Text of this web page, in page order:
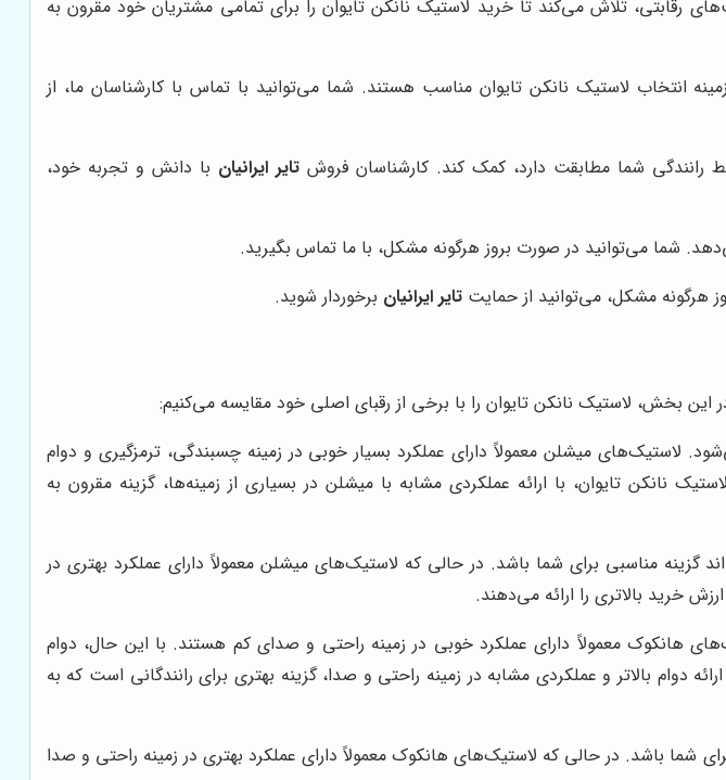
رقابتی، تلاش می‌کند تا خرید لاستیک نانکن تایوان را برای تمامی مشتریان خود مقرون به
انتخاب لاستیک نانکن تایوان مناسب هستند. شما می‌توانید با تماس با کارشناسان ما، از
رانندگی شما مطابقت دارد، کمک کند. کارشناسان فروشتایر ایرانیان با دانش و تجربه خود،
شما می‌توانید در صورت بروز هرگونه مشکل، با ما تماس بگیرید.
هرگونه مشکل، می‌توانید از حمایت تایر ایرانیان برخوردار شوید.
این بخش، لاستیک نانکن تایوان را با برخی از رقبای اصلی خود مقایسه می‌کنیم:
لاستیک‌های میشلن معمولاً دارای عملکرد بسیار خوبی در زمینه چسبندگی، ترمزگیری و دوام
نانکن تایوان، با ارائه عملکردی مشابه با میشلن در بسیاری از زمینه‌ها، گزینه مقرون به
گزینه مناسبی برای شما باشد. در حالی که لاستیک‌های میشلن معمولاً دارای عملکرد بهتری در
خرید بالاتری را ارائه می‌دهند.
هانکوک معمولاً دارای عملکرد خوبی در زمینه راحتی و صدای کم هستند. با این حال، دوام
بالاتر و عملکردی مشابه در زمینه راحتی و صدا، گزینه بهتری برای رانندگانی است که به
شما باشد. در حالی که لاستیک‌های هانکوک معمولاً دارای عملکرد بهتری در زمینه راحتی و صدا